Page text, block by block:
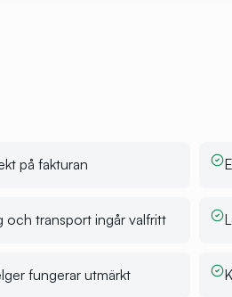
på fakturan
och transport ingår valfritt
fungerar utmärkt